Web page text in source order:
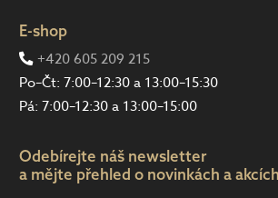
E-shop
+420 605 209 215
Po–Čt: 7:00–12:30 a 13:00–15:30
Pá: 7:00–12:30 a 13:00–15:00
Odebírejte náš newsletter
a mějte přehled o novinkách a